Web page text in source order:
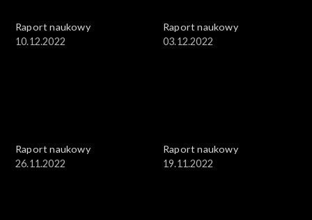
Raport naukowy
10.12.2022
Raport naukowy
03.12.2022
Raport naukowy
26.11.2022
Raport naukowy
19.11.2022